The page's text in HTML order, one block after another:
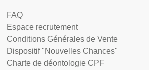
FAQ
Espace recrutement
Conditions Générales de Vente
Dispositif "Nouvelles Chances"
Charte de déontologie CPF